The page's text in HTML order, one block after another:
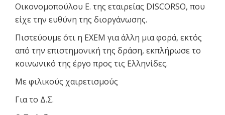
Οικονομοπούλου Ε. της εταιρείας DISCORSO, που
είχε την ευθύνη της διοργάνωσης.
Πιστεύουμε ότι η ΕΧΕΜ για άλλη μια φορά, εκτός
από την επιστημονική της δράση, εκπλήρωσε το
κοινωνικό της έργο προς τις Ελληνίδες.
Με φιλικούς χαιρετισμούς
Για το Δ.Σ.